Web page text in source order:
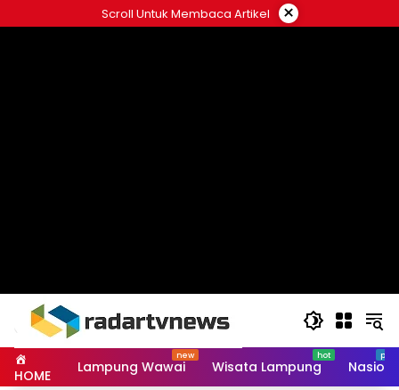
to
Scroll Untuk Membaca Artikel ×
HOME Lampung Wawai Wisata Lampung